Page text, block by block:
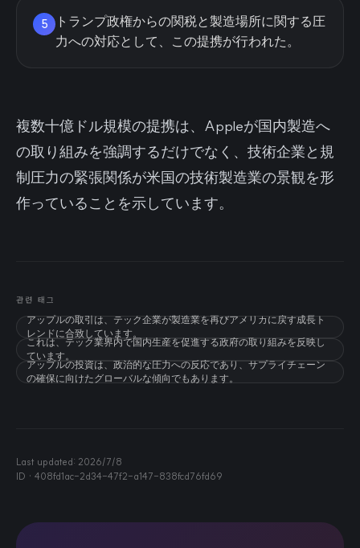
5
トランプ政権からの関税と製造場所に関する圧
力への対応として、この提携が行われた。
複数十億ドル規模の提携は、Appleが国内製造へ
の取り組みを強調するだけでなく、技術企業と規
制圧力の緊張関係が米国の技術製造業の景観を形
作っていることを示しています。
관련 태그
アップルの取引は、テック企業が製造業を再びアメリカに戻す成長ト
レンドに合致しています。
これは、テック業界内で国内生産を促進する政府の取り組みを反映し
ています。
アップルの投資は、政治的な圧力への反応であり、サプライチェーン
の確保に向けたグローバルな傾向でもあります。
Last updated: 2026/7/8
ID · 408fd1ac-2d34-47f2-a147-838fcd76fd69